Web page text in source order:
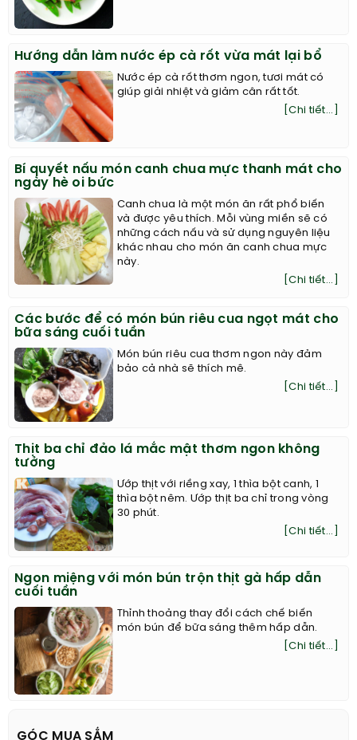
Hướng dẫn làm nước ép cà rốt vừa mát lại bổ
Nước ép cà rốt thơm ngon, tươi mát có
giúp giải nhiệt và giảm cân rất tốt.
[Chi tiết...]
Bí quyết nấu món canh chua mực thanh mát cho
ngày hè oi bức
Canh chua là một món ăn rất phổ biến
và được yêu thích. Mỗi vùng miền sẽ có
những cách nấu và sử dụng nguyên liệu
khác nhau cho món ăn canh chua mực
này.
[Chi tiết...]
Các bước để có món bún riêu cua ngọt mát cho
bữa sáng cuối tuần
Món bún riêu cua thơm ngon này đảm
bảo cả nhà sẽ thích mê.
[Chi tiết...]
Thịt ba chỉ đảo lá mắc mật thơm ngon không
tưởng
Ướp thịt với riềng xay, 1 thìa bột canh, 1
thìa bột nêm. Ướp thịt ba chỉ trong vòng
30 phút.
[Chi tiết...]
Ngon miệng với món bún trộn thịt gà hấp dẫn
cuối tuần
Thỉnh thoảng thay đổi cách chế biến
món bún để bữa sáng thêm hấp dẫn.
[Chi tiết...]
GÓC MUA SẮM